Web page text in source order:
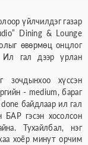
үйлчилдэг газар
Dining & Lounge
өвөрмөц онцлог
Ил гал дээр урлан
зочдынхоо хүссэн
- medium, бараг
байдлаар ил гал
гэсэн хосолсон
Тухайлбал, нэг
хоёр минут орчим